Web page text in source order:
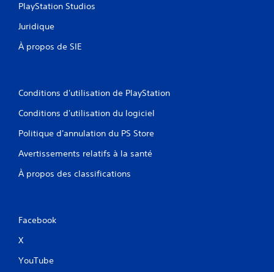
PlayStation Studios
Juridique
À propos de SIE
Conditions d'utilisation de PlayStation
Conditions d'utilisation du logiciel
Politique d'annulation du PS Store
Avertissements relatifs à la santé
À propos des classifications
Facebook
X
YouTube